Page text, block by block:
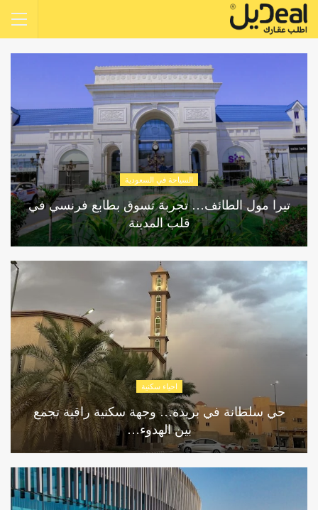
السياحة في السعودية
تيرا مول الطائف… تجربة تسوق بطابع فرنسي في
قلب المدينة
احياء سكنية
حي سلطانة في بريدة… وجهة سكنية راقية تجمع
بين الهدوء…